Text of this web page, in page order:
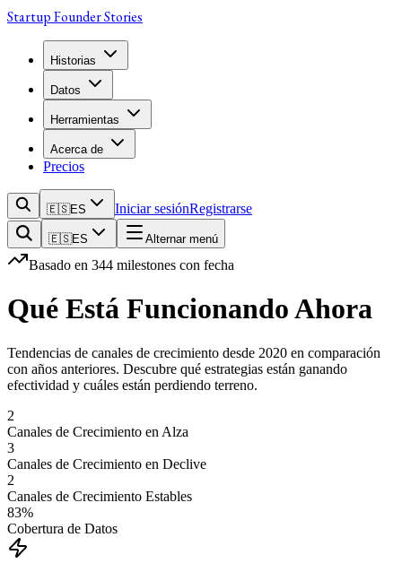
Startup Founder Stories
Historias
Datos
Herramientas
Acerca de
Precios
🇪🇸ES Iniciar sesiónRegistrarse
🇪🇸ES Alternar menú
Basado en 344 milestones con fecha
Qué Está Funcionando Ahora
Tendencias de canales de crecimiento desde 2020 en comparación
con años anteriores. Descubre qué estrategias están ganando
efectividad y cuáles están perdiendo terreno.
2
Canales de Crecimiento en Alza
3
Canales de Crecimiento en Declive
2
Canales de Crecimiento Estables
83%
Cobertura de Datos